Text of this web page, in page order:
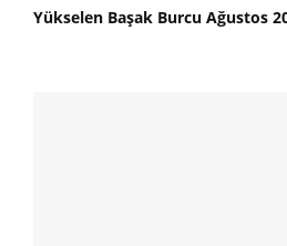
Yükselen Başak Burcu Ağustos